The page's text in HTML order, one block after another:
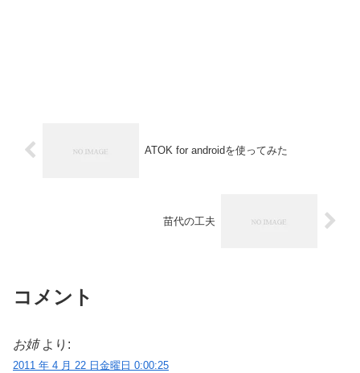
ATOK for androidを使ってみた
苗代の工夫
コメント
お姉 より:
2011 年 4 月 22 日金曜日 0:00:25